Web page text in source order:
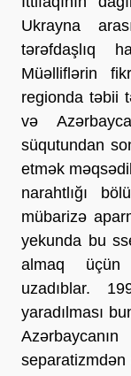
Ukrayna
tərəfdaşlıq
Müəlliflərin
regionda təbii
və
süqutundan
etmək
narahtlığı
mübarizə
yekunda bu
almaq üçün
uzadıblar.
yaradılması